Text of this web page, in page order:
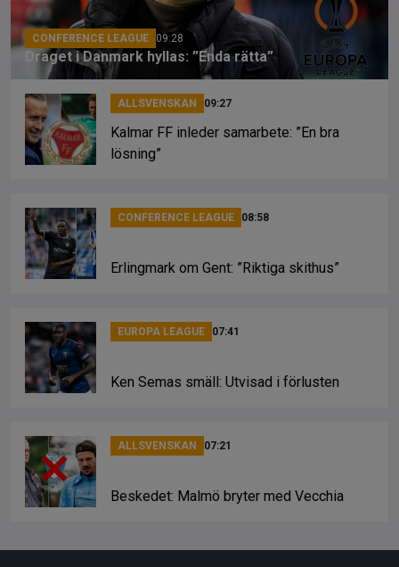
CONFERENCE LEAGUE 09:28
Draget i Danmark hyllas: ”Enda rätta”
ALLSVENSKAN 09:27
Kalmar FF inleder samarbete: ”En bra
lösning”
CONFERENCE LEAGUE 08:58
Erlingmark om Gent: ”Riktiga skithus”
EUROPA LEAGUE 07:41
Ken Semas smäll: Utvisad i förlusten
ALLSVENSKAN 07:21
Beskedet: Malmö bryter med Vecchia